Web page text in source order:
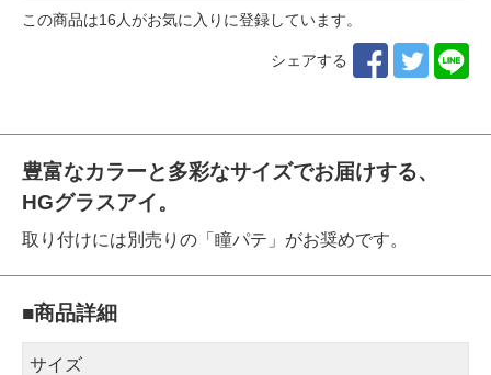
この商品は16 人がお気に入りに登録しています。
シェアする
豊富なカラーと多彩なサイズでお届けする、
HGグラスアイ。
取り付けには別売りの「瞳パテ」がお奨めです。
■商品詳細
サイズ